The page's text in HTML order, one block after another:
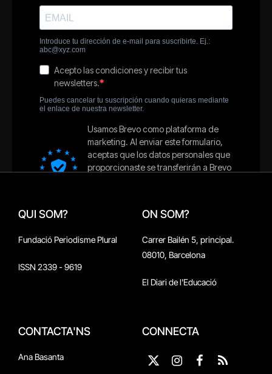
QUI SOM?
Fundació Periodisme Plural
ISSN 2339 - 9619
ON SOM?
Carrer Bailén 5, principal.
08010, Barcelona
El Diari de l'Educació
CONTACTA'NS
Ana Basanta
CONNECTA
X
Instagram
Facebook
RSS